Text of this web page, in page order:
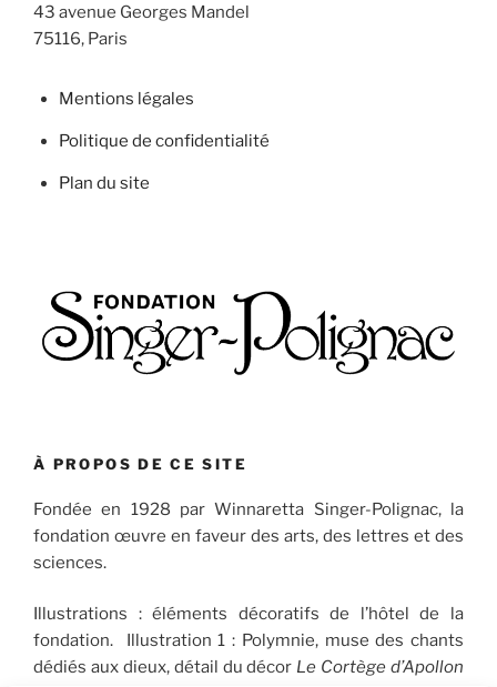
43 avenue Georges Mandel
75116, Paris
Mentions légales
Politique de confidentialité
Plan du site
À PROPOS DE CE SITE
Fondée en 1928 par Winnaretta Singer-Polignac, la
fondation œuvre en faveur des arts, des lettres et des
sciences.
Illustrations : éléments décoratifs de l’hôtel de la
fondation. Illustration 1 : Polymnie, muse des chants
dédiés aux dieux, détail du décor Le Cortège d’Apollon